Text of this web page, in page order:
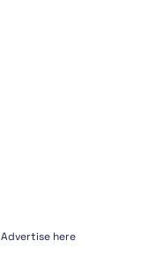
Advertise here